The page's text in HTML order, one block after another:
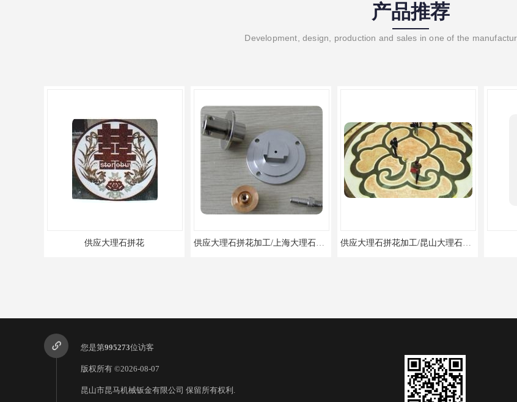
产品推荐
Development, design, production and sales in one of the
供应大理石拼花 供应大理石拼花加工/上海大理石拼花 供应大理石拼花加工/昆山大理石拼花加工
您是第995273位访客
版权所有 ©2026-08-07
昆山市昆马机械钣金有限公司 保留所有权利.